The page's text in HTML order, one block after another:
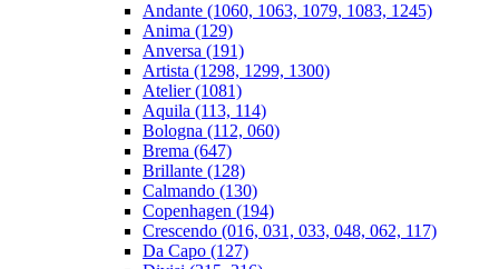
Andante (1060, 1063, 1079, 1083, 1245)
Anima (129)
Anversa (191)
Artista (1298, 1299, 1300)
Atelier (1081)
Aquila (113, 114)
Bologna (112, 060)
Brema (647)
Brillante (128)
Calmando (130)
Copenhagen (194)
Crescendo (016, 031, 033, 048, 062, 117)
Da Capo (127)